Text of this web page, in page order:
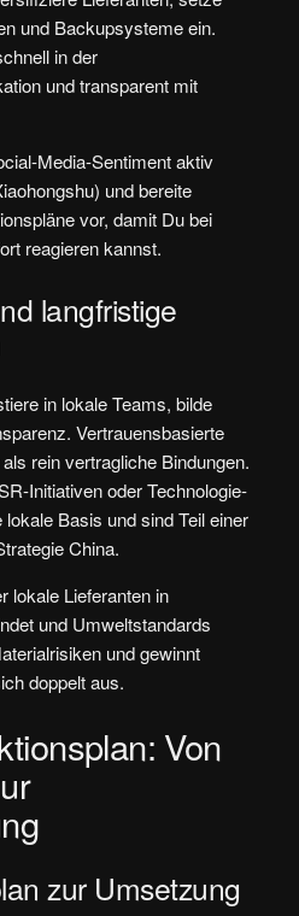
und Backupsysteme ein.
in der
und transparent mit
Media-Sentiment aktiv
und bereite
vor, damit Du bei
reagieren kannst.
langfristige
in lokale Teams, bilde
Vertrauensbasierte
rein vertragliche Bindungen.
Initiativen oder Technologie-
Basis und sind Teil einer
China.
lokale Lieferanten in
und Umweltstandards
und gewinnt
doppelt aus.
Von
zur Umsetzung